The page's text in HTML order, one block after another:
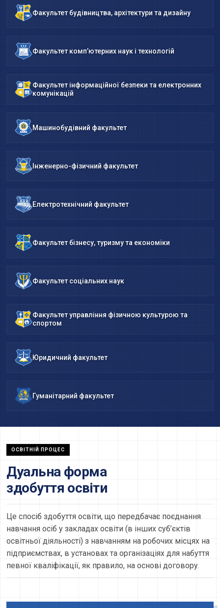
Факультет будівництва, архітектури та дизайну
Факультет комп’ютерних наук і технологій
Факультет інформаційної безпеки та електронних
комунікацій
Машинобудівний факультет
Інженерно-фізичний факультет
Електротехнічний факультет
Факультет бізнесу, туризму та економіки
Факультет соціальних наук
Факультет управління фізичною культурою та
спортом
Юридичний факультет
Гуманітарний факультет
Дуальна форма
здобуття освіти
Це спосіб здобуття освіти, що передбачає поєднання
навчання осіб у закладах освіти (в інших суб’єктів
освітньої діяльності) з навчанням на робочих місцях на
підприємствах, в установах та організаціях для набуття
певної кваліфікації, як правило, на основі договору.